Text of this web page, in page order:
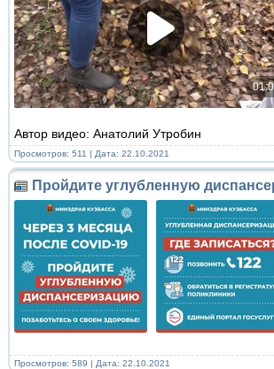
​​​​​​​Автор видео: Анатолий Утробин
Просмотров: 511 | Дата: 22.10.2021
Пройдите углубленную
Просмотров: 589 | Дата: 22.10.2021